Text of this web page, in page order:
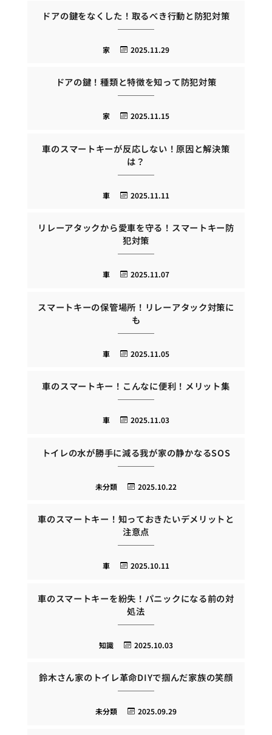
ドアの鍵をなくした！取るべき行動と防犯対策
2025.11.29
家
ドアの鍵！種類と特徴を知って防犯対策
2025.11.15
家
車のスマートキーが反応しない！原因と解決策
は？
2025.11.11
車
リレーアタックから愛車を守る！スマートキー防
犯対策
2025.11.07
車
スマートキーの保管場所！リレーアタック対策に
も
2025.11.05
車
車のスマートキー！こんなに便利！メリット集
2025.11.03
車
トイレの水が勝手に減る我が家の静かなるSOS
2025.10.22
未分類
車のスマートキー！知っておきたいデメリットと
注意点
2025.10.11
車
車のスマートキーを紛失！パニックになる前の対
処法
2025.10.03
知識
鈴木さん家のトイレ革命DIYで掴んだ家族の笑顔
2025.09.29
未分類